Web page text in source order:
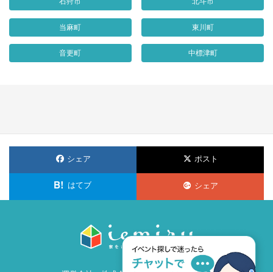
当麻町 東川町
音更町 中標津町
シェア ポスト
はてブ シェア